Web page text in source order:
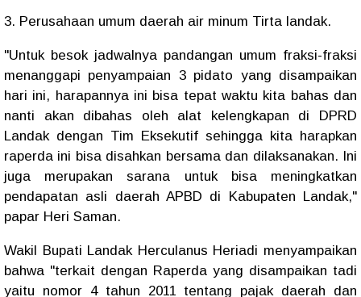
3. Perusahaan umum daerah air minum Tirta landak.
"Untuk besok jadwalnya pandangan umum fraksi-fraksi
menanggapi penyampaian 3 pidato yang disampaikan
hari ini, harapannya ini bisa tepat waktu kita bahas dan
nanti akan dibahas oleh alat kelengkapan di DPRD
Landak dengan Tim Eksekutif sehingga kita harapkan
raperda ini bisa disahkan bersama dan dilaksanakan. Ini
juga merupakan sarana untuk bisa meningkatkan
pendapatan asli daerah APBD di Kabupaten Landak,"
papar Heri Saman.
Wakil Bupati Landak Herculanus Heriadi menyampaikan
bahwa "terkait dengan Raperda yang disampaikan tadi
yaitu nomor 4 tahun 2011 tentang pajak daerah dan